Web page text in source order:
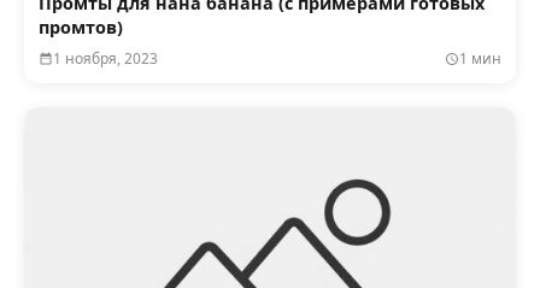
промтов)
1 ноября, 2023 1 мин